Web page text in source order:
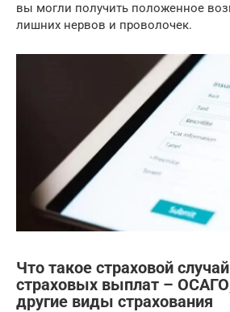
вы могли получить положенное
лишних нервов и проволочек.
Что такое страховой
страховых выплат –
другие виды страхования